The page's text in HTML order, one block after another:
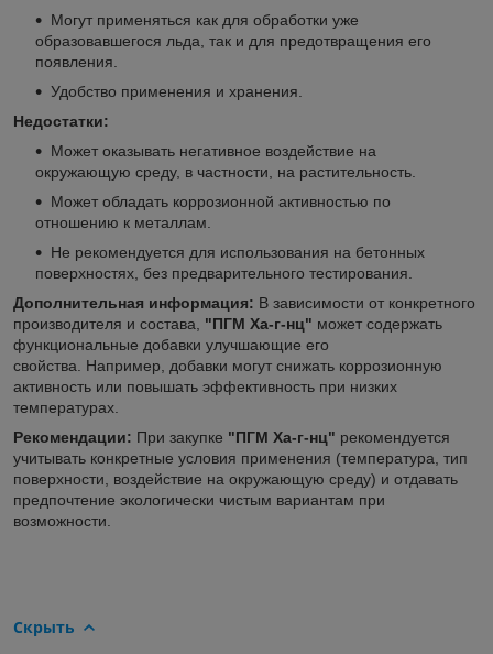
Могут применяться как для обработки уже
образовавшегося льда, так и для предотвращения его
появления.
Удобство применения и хранения.
Недостатки:
Может оказывать негативное воздействие на
окружающую среду, в частности, на растительность.
Может обладать коррозионной активностью по
отношению к металлам.
Не рекомендуется для использования на бетонных
поверхностях, без предварительного тестирования.
Дополнительная информация: В зависимости от конкретного
производителя и состава, "ПГМ Ха-г-нц" может содержать
функциональные добавки улучшающие его
свойства. Например, добавки могут снижать коррозионную
активность или повышать эффективность при низких
температурах.
Рекомендации: При закупке "ПГМ Ха-г-нц" рекомендуется
учитывать конкретные условия применения (температура, тип
поверхности, воздействие на окружающую среду) и отдавать
предпочтение экологически чистым вариантам при
возможности. ​​​​​​
Скрыть